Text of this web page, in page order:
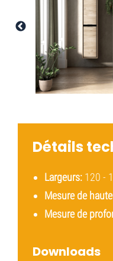
Détails
Largeurs: 120 -
Mesure de
Mesure de
Downloads